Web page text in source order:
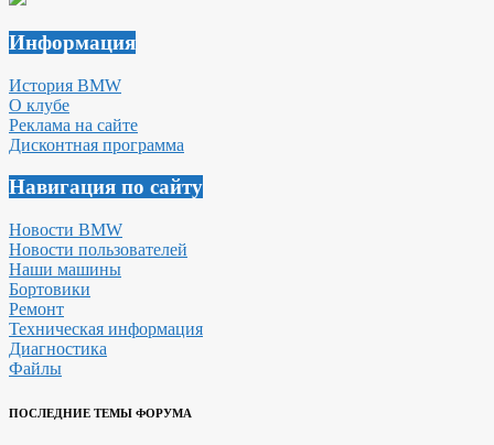
Информация
История BMW
О клубе
Реклама на сайте
Дисконтная программа
Навигация по сайту
Новости BMW
Новости пользователей
Наши машины
Бортовики
Ремонт
Техническая информация
Диагностика
Файлы
ПОСЛЕДНИЕ ТЕМЫ ФОРУМА